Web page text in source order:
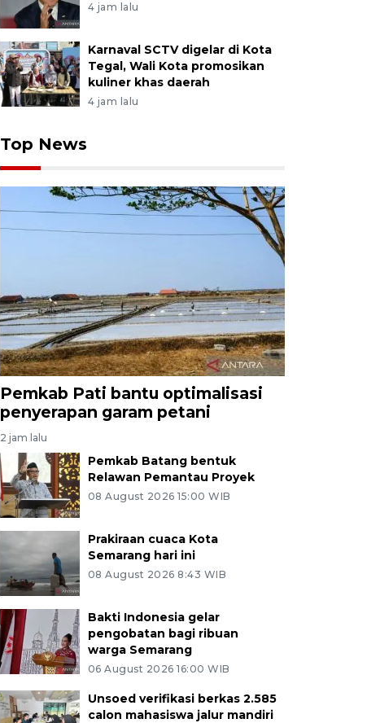
4 jam lalu
Karnaval SCTV digelar di Kota
Tegal, Wali Kota promosikan
kuliner khas daerah
4 jam lalu
Top News
Pemkab Pati bantu optimalisasi
penyerapan garam petani
2 jam lalu
Pemkab Batang bentuk
Relawan Pemantau Proyek
08 August 2026 15:00 WIB
Prakiraan cuaca Kota
Semarang hari ini
08 August 2026 8:43 WIB
Bakti Indonesia gelar
pengobatan bagi ribuan
warga Semarang
06 August 2026 16:00 WIB
Unsoed verifikasi berkas 2.585
calon mahasiswa jalur mandiri